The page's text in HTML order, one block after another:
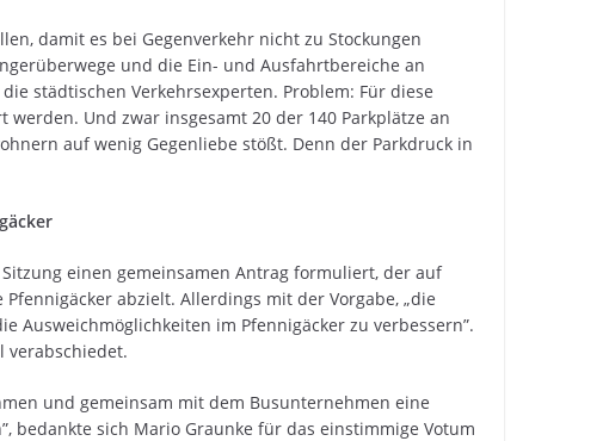
damit es bei Gegenverkehr nicht zu Stockungen
und die Ein- und Ausfahrtbereiche an
städtischen Verkehrsexperten. Problem: Für diese
Und zwar insgesamt 20 der 140 Parkplätze an
auf wenig Gegenliebe stößt. Denn der Parkdruck in
einen gemeinsamen Antrag formuliert, der auf
abzielt. Allerdings mit der Vorgabe, „die
Ausweichmöglichkeiten im Pfennigäcker zu verbessern”.
verabschiedet.
und gemeinsam mit dem Busunternehmen eine
bedankte sich Mario Graunke für das einstimmige Votum